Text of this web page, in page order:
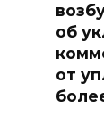
об
от